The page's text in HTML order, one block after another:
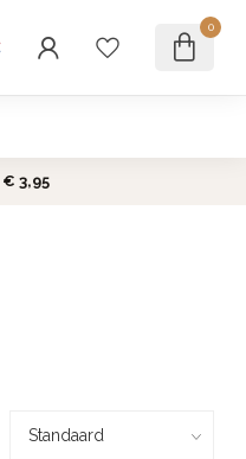
0
€ 3,95